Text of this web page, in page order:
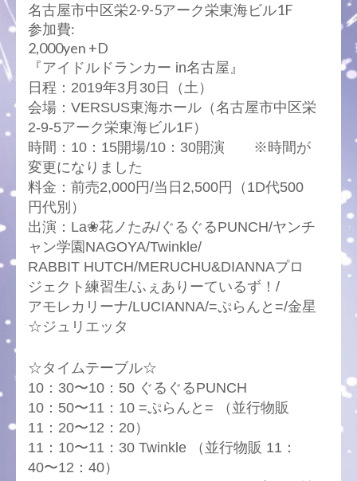
名古屋市中区栄2-9-5アーク栄東海ビル1F
参加費:
2,000yen +D
『アイドルドランカー in名古屋』
日程：2019年3月30日（土）
会場：VERSUS東海ホール（名古屋市中区栄
2-9-5アーク栄東海ビル1F）
時間：10：15開場/10：30開演 ※時間が
変更になりました
料金：前売2,000円/当日2,500円（1D代500
円代別）
出演：La❀花ノたみ/ぐるぐるPUNCH/ヤンチ
ャン学園NAGOYA/Twinkle/
RABBIT HUTCH/MERUCHU&DIANNAプロ
ジェクト練習生/ふぇありーているず！/
アモレカリーナ/LUCIANNA/=ぷらんと=/金星
☆ジュリエッタ
☆タイムテーブル☆
10：30〜10：50 ぐるぐるPUNCH
10：50〜11：10 =ぷらんと= （並行物販
11：20〜12：20）
11：10〜11：30 Twinkle （並行物販 11：
40〜12：40）